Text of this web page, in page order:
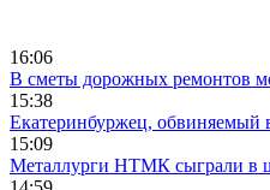
16:06
В сметы дорожных ремонтов
15:38
Екатеринбуржец, обвиняемый
15:09
Металлурги НТМК сыграли в